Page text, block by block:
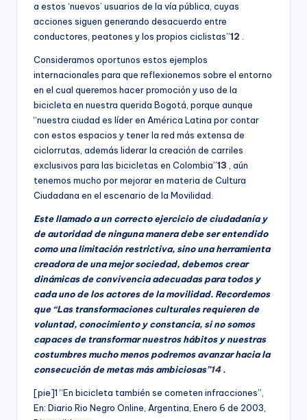
a estos ‘nuevos’ usuarios de la vía pública, cuyas
acciones siguen generando desacuerdo entre
conductores, peatones y los propios ciclistas”12 .
Consideramos oportunos estos ejemplos
internacionales para que reflexionemos sobre el entorno
en el cual queremos hacer promoción y uso de la
bicicleta en nuestra querida Bogotá, porque aunque
“nuestra ciudad es líder en América Latina por contar
con estos espacios y tener la red más extensa de
ciclorrutas, además liderar la creación de carriles
exclusivos para las bicicletas en Colombia”13 , aún
tenemos mucho por mejorar en materia de Cultura
Ciudadana en el escenario de la Movilidad.
Este llamado a un correcto ejercicio de ciudadanía y
de autoridad de ninguna manera debe ser entendido
como una limitación restrictiva, sino una herramienta
creadora de una mejor sociedad, debemos crear
dinámicas de convivencia adecuadas para todos y
cada uno de los actores de la movilidad. Recordemos
que “Las transformaciones culturales requieren de
voluntad, conocimiento y constancia, si no somos
capaces de transformar nuestros hábitos y nuestras
costumbres mucho menos podremos avanzar hacia la
consecución de metas más ambiciosas”14.
[pie]1 “En bicicleta también se cometen infracciones”,
En: Diario Rio Negro Online, Argentina, Enero 6 de 2003,